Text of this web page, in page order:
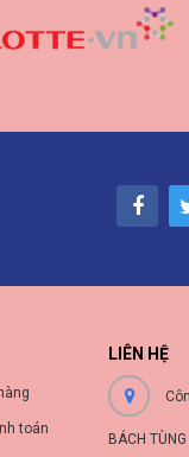
toán
LIÊN HỆ
BÁCH